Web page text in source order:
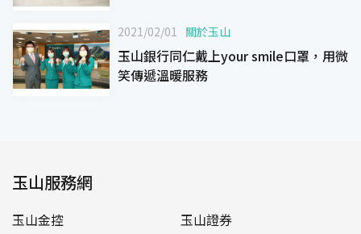
2021/02/01 關於玉山
玉山銀行同仁戴上your smile口罩，用微
笑傳遞溫暖服務
玉山服務網
玉山金控
玉山證券